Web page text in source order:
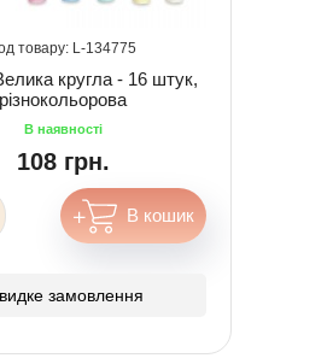
134775
кругла - 16 штук,
різнокольорова
108 грн.
замовлення